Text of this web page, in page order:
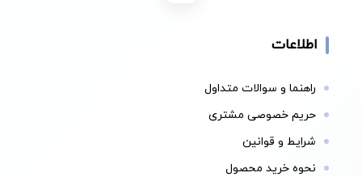
اطلاعات
راهنما و سوالات متداول
حریم خصوصی مشتری
شرایط و قوانین
نحوه خرید محصول